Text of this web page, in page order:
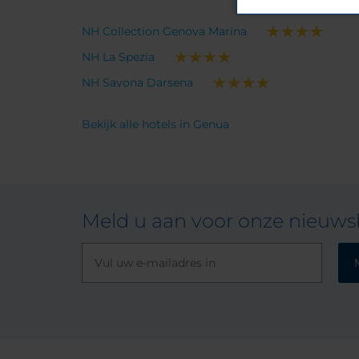
NH Collection Genova Marina
NH La Spezia
NH Savona Darsena
Bekijk alle hotels in Genua
Meld u aan voor onze